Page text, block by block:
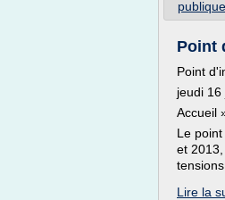
Point
Point
jeudi
Accueil
Le
et
Lire la